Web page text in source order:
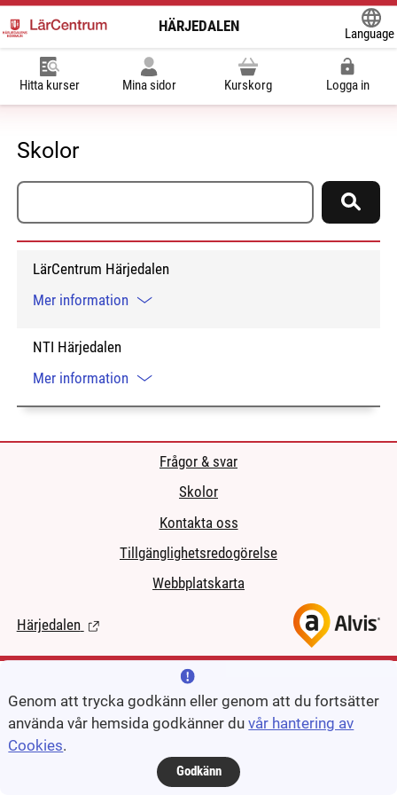
HÄRJEDALEN
Language
Hitta kurser Mina sidor Kurskorg Logga in
Skolor
Sök
LärCentrum Härjedalen
Mer information
NTI Härjedalen
Mer information
Frågor & svar
Skolor
Kontakta oss
Tillgänglighetsredogörelse
Webbplatskarta
Härjedalen (Länk till extern sida.)
Genom att trycka godkänn eller genom att du fortsätter
använda vår hemsida godkänner duvår hantering av
Cookies.
Godkänn